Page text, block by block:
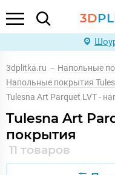
3D
3dplitka.ru – Напольные
Напольные покрытия
Tulesna Art Parquet LVT -
Tulesna Art
покрытия
11 товаров